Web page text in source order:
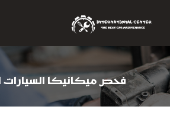
فحص ميكانيكا السيارات